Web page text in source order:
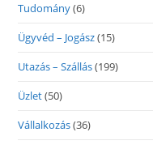
Tudomány(6)
Ügyvéd – Jogász(15)
Utazás – Szállás(199)
Üzlet(50)
Vállalkozás(36)